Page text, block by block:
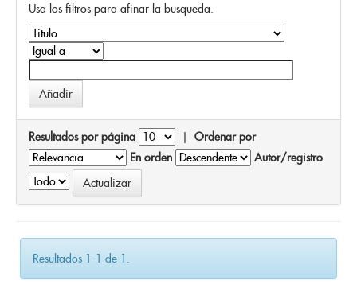
Usa los filtros para afinar la busqueda.
Resultados por página | Ordenar por
En orden
Autor/registro
Resultados 1-1 de 1.